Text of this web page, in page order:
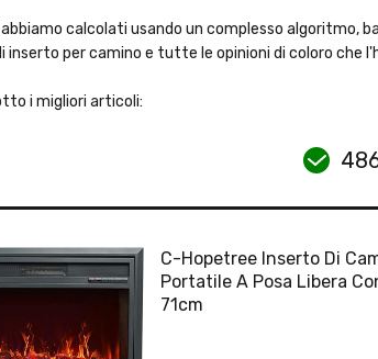
abbiamo calcolati usando un complesso
inserto per camino e tutte le opinioni di coloro che
i migliori articoli:
C-Hopetree Inserto Di
Portatile A Posa Libera
71cm